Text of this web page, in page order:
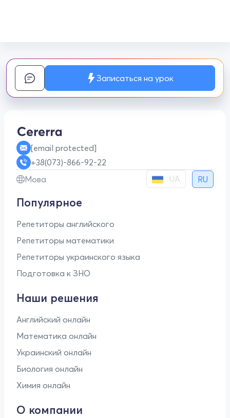
Записаться на урок
[email protected]
+38(073)-866-92-22
Мова
UA RU
Популярное
Репетиторы английского
Репетиторы математики
Репетиторы украинского языка
Подготовка к ЗНО
Наши решения
Английский онлайн
Математика онлайн
Украинский онлайн
Биология онлайн
Химия онлайн
О компании